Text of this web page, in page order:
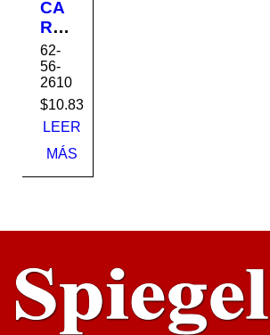
CA
RRI
OL
A
1.50
K-
16
6x2
x10
62-
56-
2610
$10.83
LEER
MÁS